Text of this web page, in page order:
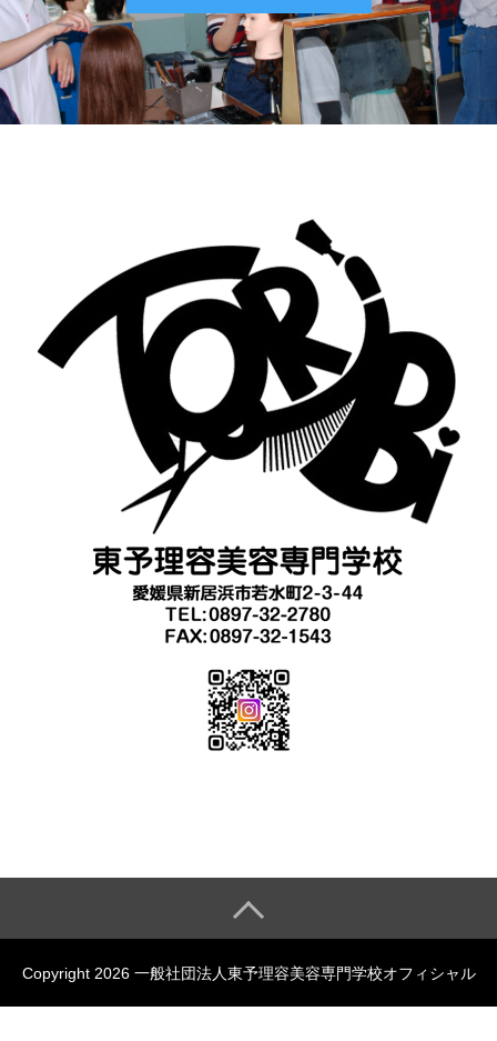
Copyright 2026 一般社団法人東予理容美容専門学校オフィシャル